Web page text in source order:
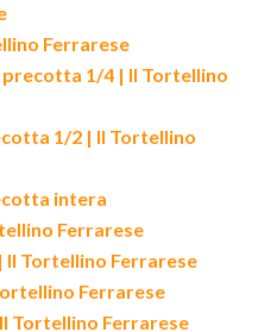
Ferrarese
1/4 | Il Tortellino
1/2 | Il Tortellino
intera
Ferrarese
Il Tortellino Ferrarese
Ferrarese
Tortellino Ferrarese